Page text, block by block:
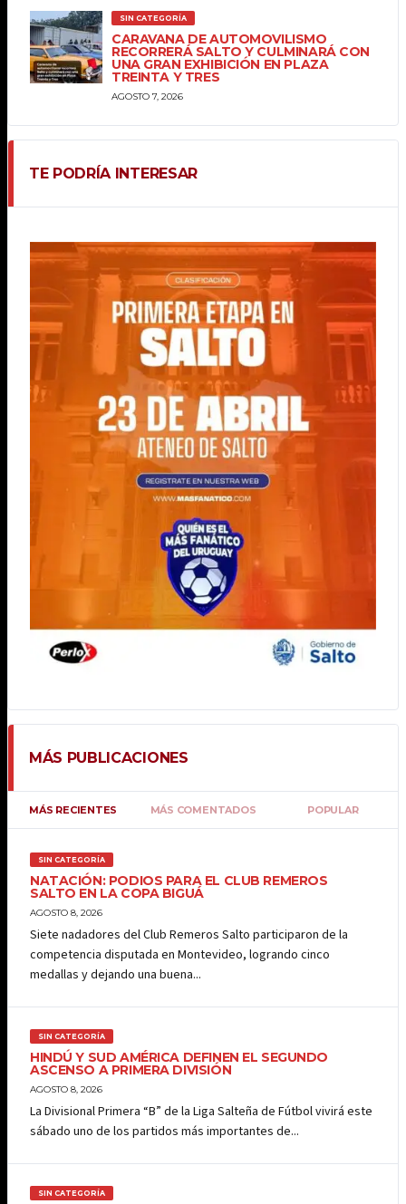
SIN CATEGORÍA
CARAVANA DE AUTOMOVILISMO
RECORRERÁ SALTO Y CULMINARÁ CON
UNA GRAN EXHIBICIÓN EN PLAZA
TREINTA Y TRES
AGOSTO 7, 2026
TE PODRÍA INTERESAR
MÁS PUBLICACIONES
MÁS RECIENTES MÁS COMENTADOS POPULAR
SIN CATEGORÍA
NATACIÓN: PODIOS PARA EL CLUB REMEROS
SALTO EN LA COPA BIGUÁ
AGOSTO 8, 2026
Siete nadadores del Club Remeros Salto participaron de la
competencia disputada en Montevideo, logrando cinco
medallas y dejando una buena...
SIN CATEGORÍA
HINDÚ Y SUD AMÉRICA DEFINEN EL SEGUNDO
ASCENSO A PRIMERA DIVISIÓN
AGOSTO 8, 2026
La Divisional Primera “B” de la Liga Salteña de Fútbol vivirá este
sábado uno de los partidos más importantes de...
SIN CATEGORÍA